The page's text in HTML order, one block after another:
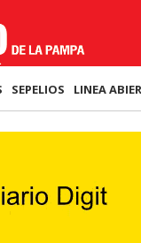
SEPELIOS LINEA